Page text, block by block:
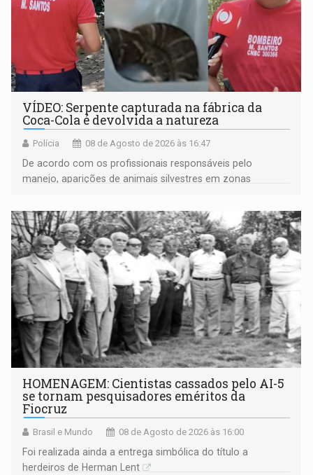
VÍDEO: Serpente capturada na fábrica da
Coca-Cola é devolvida a natureza
Polícia 08 de Agosto de 2026 às 16:47
De acordo com os profissionais responsáveis pelo
manejo, aparições de animais silvestres em zonas
HOMENAGEM: Cientistas cassados pelo AI-5
se tornam pesquisadores eméritos da
Fiocruz
Brasil e Mundo 08 de Agosto de 2026 às 16:00
Foi realizada ainda a entrega simbólica do título a
herdeiros de Herman Lent